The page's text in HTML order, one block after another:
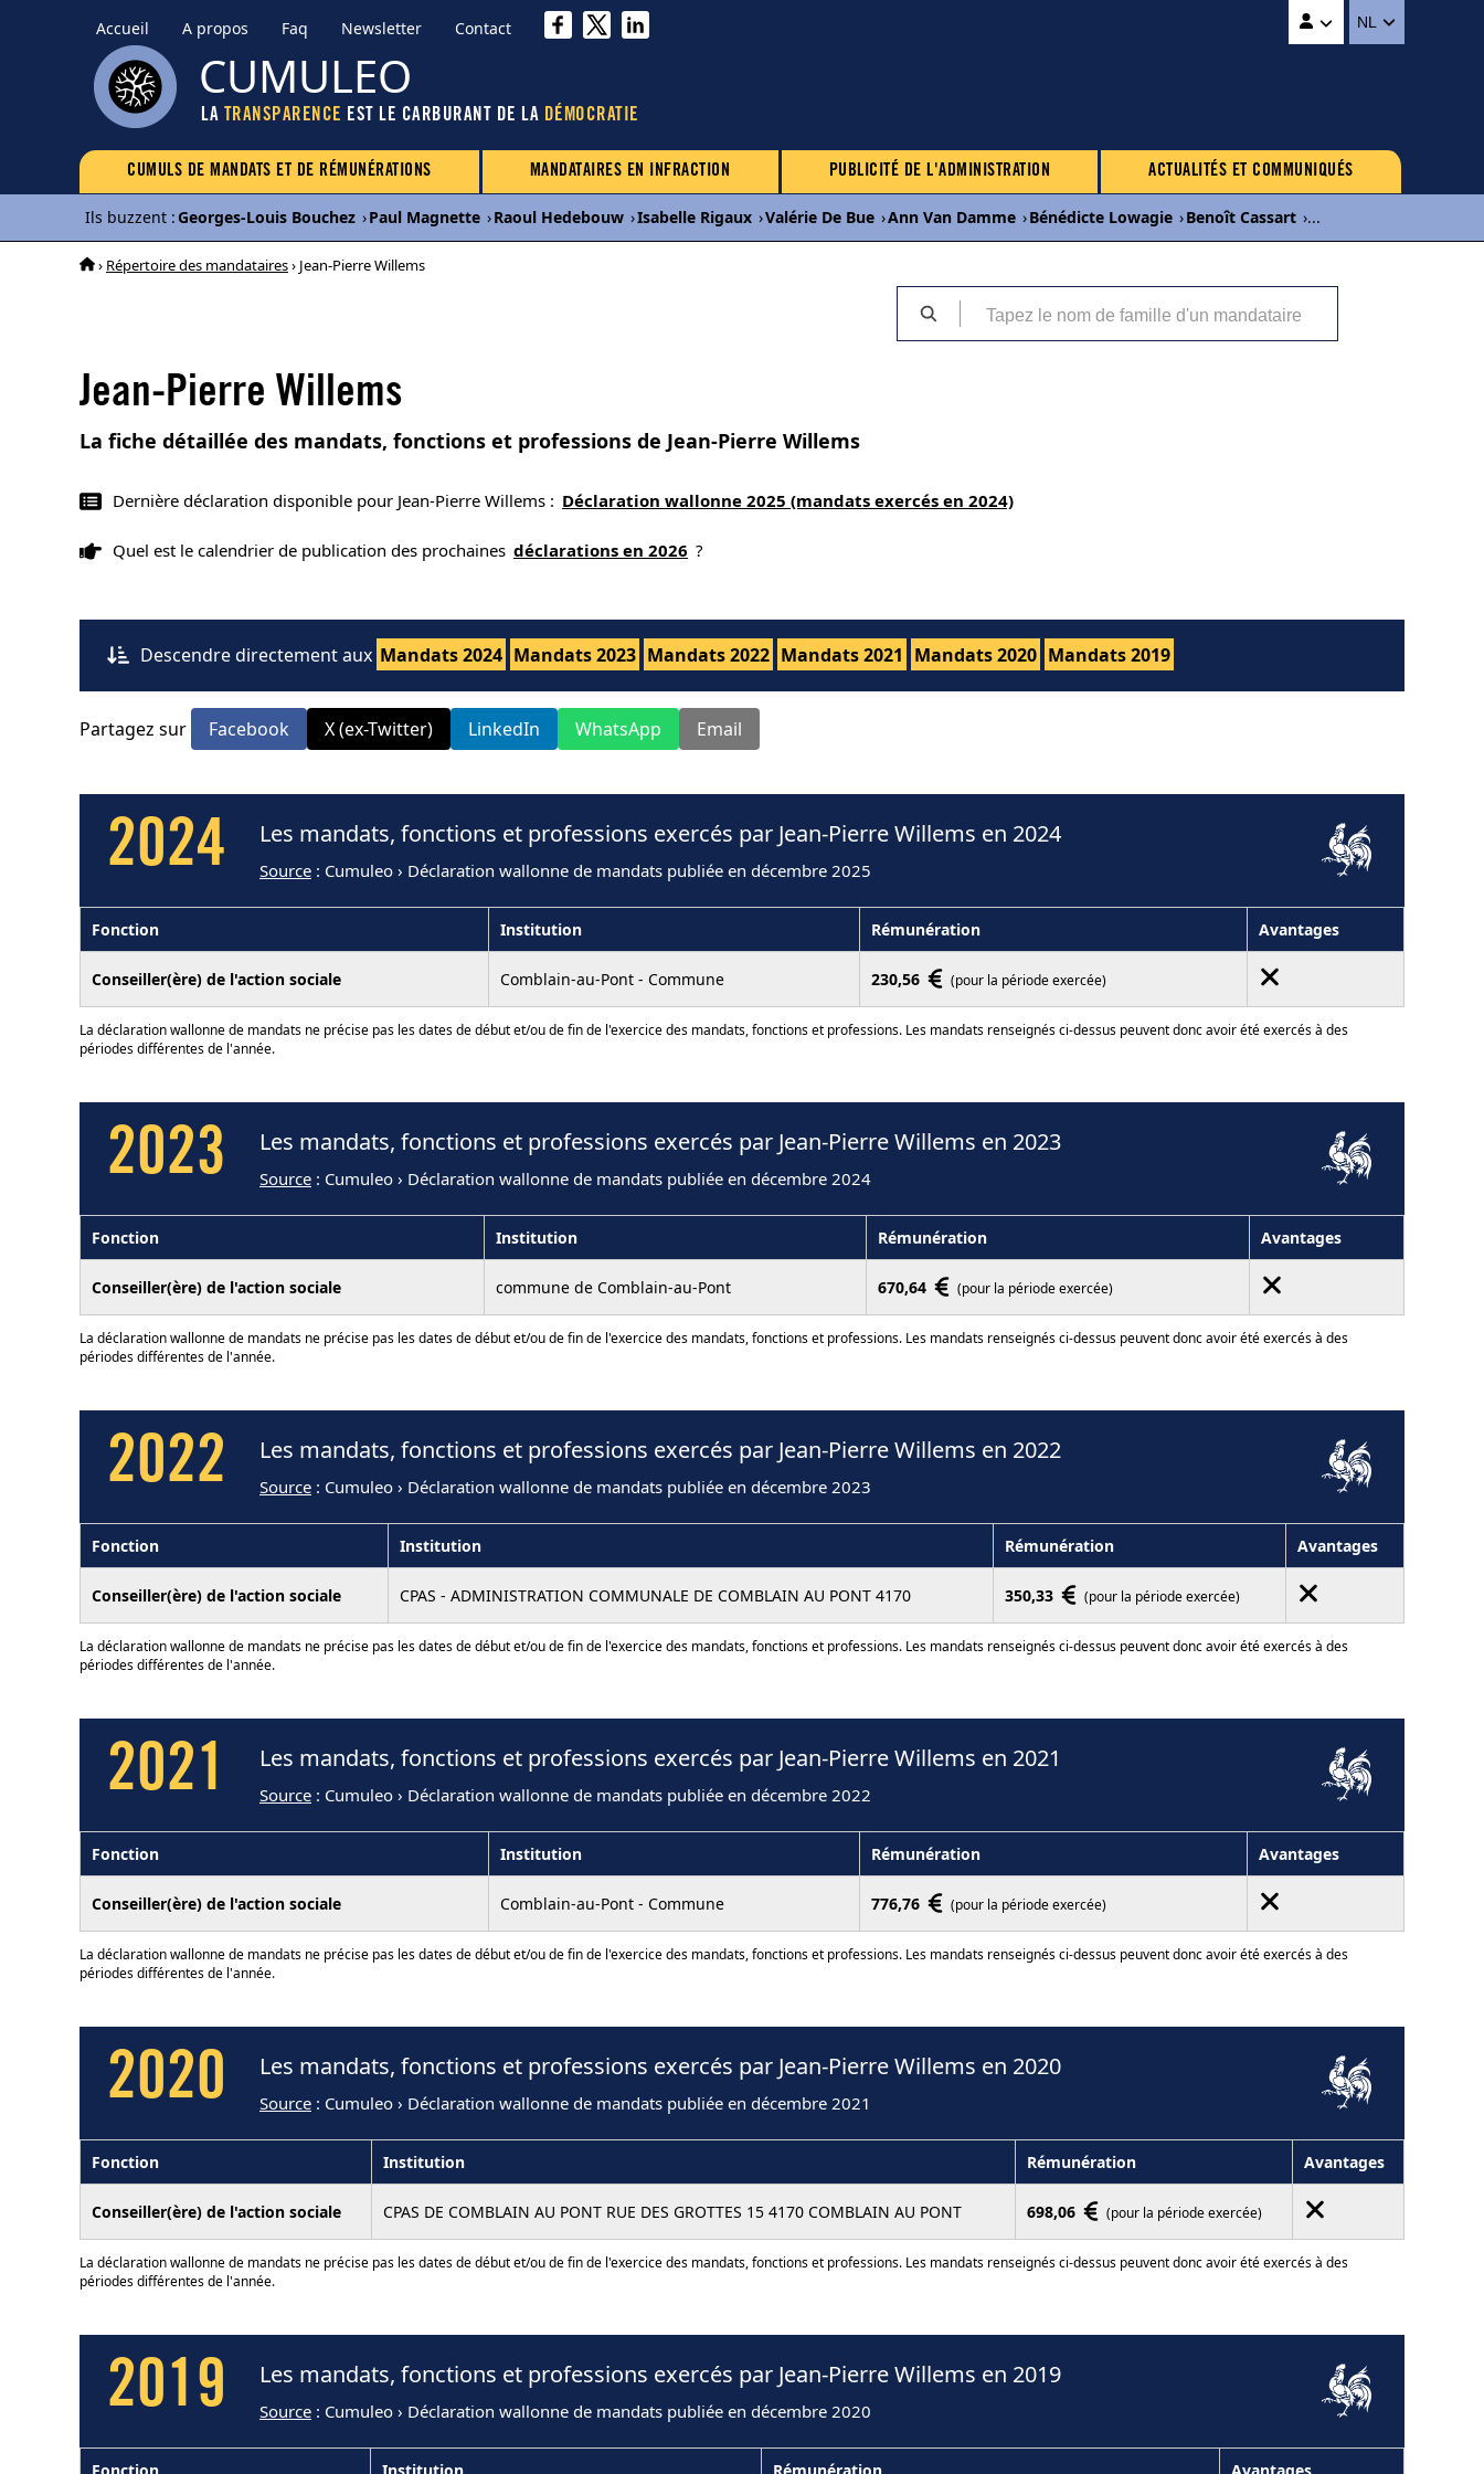
Accueil A propos Faq Newsletter Contact NL
CUMULEO
LA TRANSPARENCE EST LE CARBURANT DE LA DÉMOCRATIE
CUMULS DE MANDATS ET DE RÉMUNÉRATIONS MANDATAIRES EN INFRACTION PUBLICITÉ DE L'ADMINISTRATION ACTUALITÉS ET COMMUNIQUÉS
Ils buzzent :Georges-Louis Bouchez ›Paul Magnette ›Raoul Hedebouw ›Isabelle Rigaux ›Valérie De Bue ›Ann Van Damme ›Bénédicte Lowagie ›Benoît Cassart ›...
› Répertoire des mandataires› Jean-Pierre Willems
Jean-Pierre Willems
La fiche détaillée des mandats, fonctions et professions de Jean-Pierre Willems
Dernière déclaration disponible pour Jean-Pierre Willems : Déclaration wallonne 2025 (mandats exercés en 2024)
Quel est le calendrier de publication des prochaines déclarations en 2026 ?
Descendre directement aux Mandats 2024 Mandats 2023 Mandats 2022 Mandats 2021 Mandats 2020 Mandats 2019
Partagez sur Facebook X (ex-Twitter) LinkedIn WhatsApp Email
2024 Les mandats, fonctions et professions exercés par Jean-Pierre Willems en 2024
Source : Cumuleo › Déclaration wallonne de mandats publiée en décembre 2025
Fonction Institution Rémunération Avantages
Conseiller(ère) de l'action sociale Comblain-au-Pont - Commune 230,56 (pour la période exercée)
La déclaration wallonne de mandats ne précise pas les dates de début et/ou de fin de l'exercice des mandats, fonctions et professions. Les mandats renseignés ci-dessus peuvent donc avoir été exercés à des
périodes différentes de l'année.
2023 Les mandats, fonctions et professions exercés par Jean-Pierre Willems en 2023
Source : Cumuleo › Déclaration wallonne de mandats publiée en décembre 2024
Fonction Institution Rémunération Avantages
Conseiller(ère) de l'action sociale commune de Comblain-au-Pont 670,64 (pour la période exercée)
La déclaration wallonne de mandats ne précise pas les dates de début et/ou de fin de l'exercice des mandats, fonctions et professions. Les mandats renseignés ci-dessus peuvent donc avoir été exercés à des
périodes différentes de l'année.
2022 Les mandats, fonctions et professions exercés par Jean-Pierre Willems en 2022
Source : Cumuleo › Déclaration wallonne de mandats publiée en décembre 2023
Fonction Institution Rémunération Avantages
Conseiller(ère) de l'action sociale CPAS - ADMINISTRATION COMMUNALE DE COMBLAIN AU PONT 4170 350,33 (pour la période exercée)
La déclaration wallonne de mandats ne précise pas les dates de début et/ou de fin de l'exercice des mandats, fonctions et professions. Les mandats renseignés ci-dessus peuvent donc avoir été exercés à des
périodes différentes de l'année.
2021 Les mandats, fonctions et professions exercés par Jean-Pierre Willems en 2021
Source : Cumuleo › Déclaration wallonne de mandats publiée en décembre 2022
Fonction Institution Rémunération Avantages
Conseiller(ère) de l'action sociale Comblain-au-Pont - Commune 776,76 (pour la période exercée)
La déclaration wallonne de mandats ne précise pas les dates de début et/ou de fin de l'exercice des mandats, fonctions et professions. Les mandats renseignés ci-dessus peuvent donc avoir été exercés à des
périodes différentes de l'année.
2020 Les mandats, fonctions et professions exercés par Jean-Pierre Willems en 2020
Source : Cumuleo › Déclaration wallonne de mandats publiée en décembre 2021
Fonction Institution Rémunération Avantages
Conseiller(ère) de l'action sociale CPAS DE COMBLAIN AU PONT RUE DES GROTTES 15 4170 COMBLAIN AU PONT 698,06 (pour la période exercée)
La déclaration wallonne de mandats ne précise pas les dates de début et/ou de fin de l'exercice des mandats, fonctions et professions. Les mandats renseignés ci-dessus peuvent donc avoir été exercés à des
périodes différentes de l'année.
2019 Les mandats, fonctions et professions exercés par Jean-Pierre Willems en 2019
Source : Cumuleo › Déclaration wallonne de mandats publiée en décembre 2020
Fonction Institution Rémunération Avantages